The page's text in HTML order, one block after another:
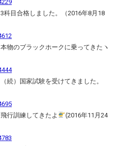
科目合格しました。（2016年8月18
物のブラックホークに乗ってきたヽ
続）国家試験を受けてきました。
行訓練してきたよ
(2016年11月24